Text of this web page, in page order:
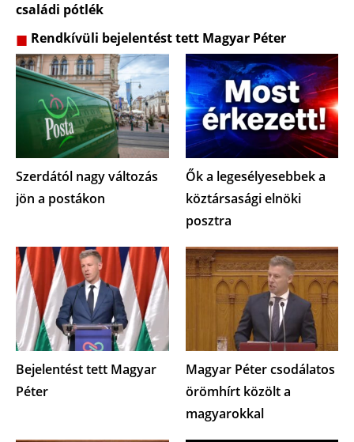
családi pótlék
Rendkívüli bejelentést tett Magyar Péter
Szerdától nagy változás
jön a postákon
Ők a legesélyesebbek a
köztársasági elnöki
posztra
Bejelentést tett Magyar
Péter
Magyar Péter csodálatos
örömhírt közölt a
magyarokkal